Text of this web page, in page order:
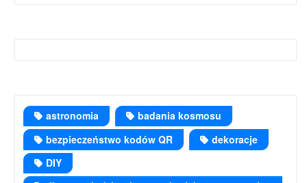
astronomia
badania kosmosu
bezpieczeństwo kodów QR
dekoracje
DIY